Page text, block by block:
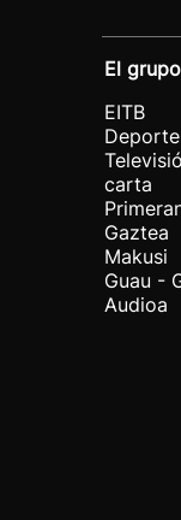
El
EITB
carta
Gaztea
Makusi
Guau -
Audioa